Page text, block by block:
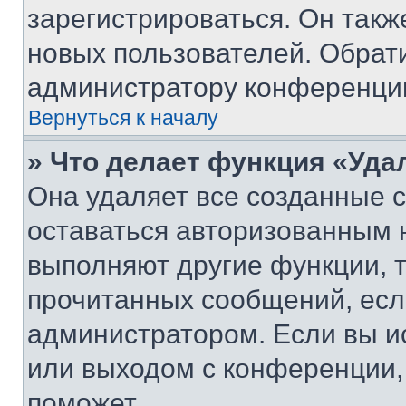
зарегистрироваться. Он
новых пользователей.
администратору
Вернуться к началу
» Что делает функция
Она удаляет все созданные
оставаться
выполняют другие функции,
прочитанных сообщений,
администратором. Если вы
или выходом с